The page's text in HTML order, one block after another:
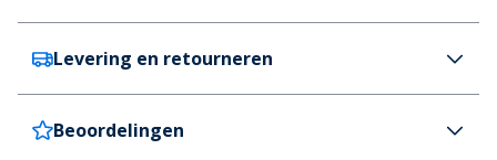
Bench
Bench Heren Probert Tonal Logo Hoodie Stone
Kleur
Steengrijs
Levering en retourneren
Nederland
€6,99 (GRATIS vanaf €100)
Beoordelingen